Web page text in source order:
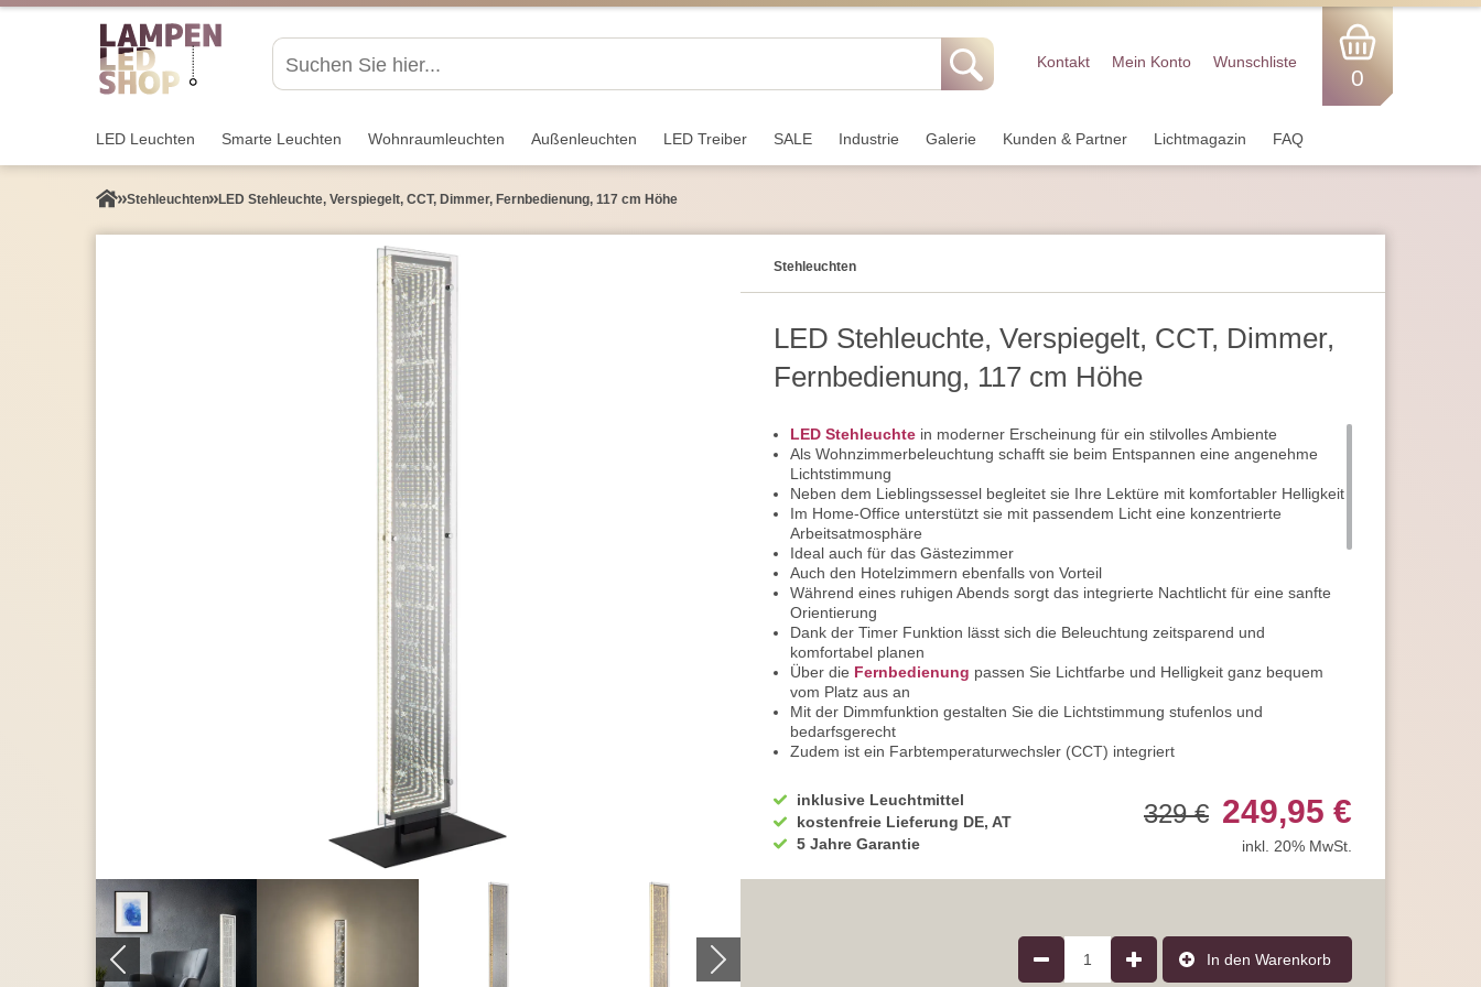
Kontakt Mein Konto Wunschliste
0
LED Leuchten Smarte Leuchten Wohnraum­leuchten Außen­leuchten LED Treiber SALE Industrie Galerie Kunden & Partner Lichtmagazin FAQ
Stehleuchten LED Stehleuchte, Verspiegelt, CCT, Dimmer, Fernbedienung, 117 cm Höhe
Stehleuchten
LED Stehleuchte, Verspiegelt, CCT, Dimmer,
Fernbedienung, 117 cm Höhe
LED Stehleuchte in moderner Erscheinung für ein stilvolles Ambiente
Als Wohnzimmerbeleuchtung schafft sie beim Entspannen eine angenehme
Lichtstimmung
Neben dem Lieblingssessel begleitet sie Ihre Lektüre mit komfortabler Helligkeit
Im Home-Office unterstützt sie mit passendem Licht eine konzentrierte
Arbeitsatmosphäre
Ideal auch für das Gästezimmer
Auch den Hotelzimmern ebenfalls von Vorteil
Während eines ruhigen Abends sorgt das integrierte Nachtlicht für eine sanfte
Orientierung
Dank der Timer Funktion lässt sich die Beleuchtung zeitsparend und
komfortabel planen
Über die Fernbedienung passen Sie Lichtfarbe und Helligkeit ganz bequem
vom Platz aus an
Mit der Dimmfunktion gestalten Sie die Lichtstimmung stufenlos und
bedarfsgerecht
Zudem ist ein Farbtemperaturwechsler (CCT) integriert
wählen
Gerade das warmweiße Licht mit 2700 Kelvin wirkt am Abend besonders
behaglich
Helles Licht mit 6500 Kelvin eignet sich sehr gut für aufmerksame Tätigkeiten
Dank Spiegelfläche entsteht ein interessanter Lichteffekt
In Schwarz und in Klar ausgeführt wirkt die Leuchte elegant und hochwertig
inklusive Leuchtmittel
kostenfreie Lieferung DE, AT
5 Jahre Garantie
329 € 249,95 €
inkl. 20% MwSt.
1 In den Warenkorb